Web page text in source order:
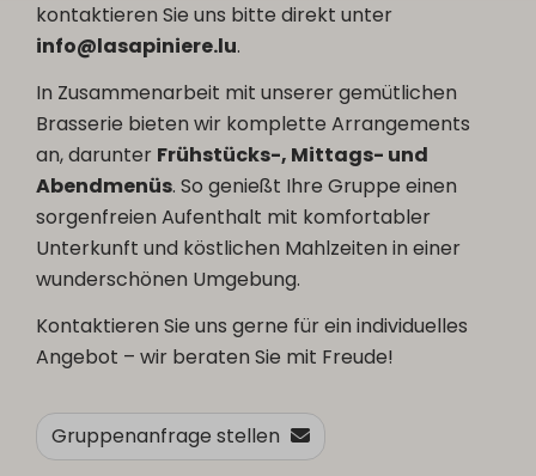
kontaktieren Sie uns bitte direkt unter
info@lasapiniere.lu.
In Zusammenarbeit mit unserer gemütlichen
Brasserie bieten wir komplette Arrangements
an, darunter Frühstücks-, Mittags- und
Abendmenüs. So genießt Ihre Gruppe einen
sorgenfreien Aufenthalt mit komfortabler
Unterkunft und köstlichen Mahlzeiten in einer
wunderschönen Umgebung.
Kontaktieren Sie uns gerne für ein individuelles
Angebot – wir beraten Sie mit Freude!
Gruppenanfrage stellen